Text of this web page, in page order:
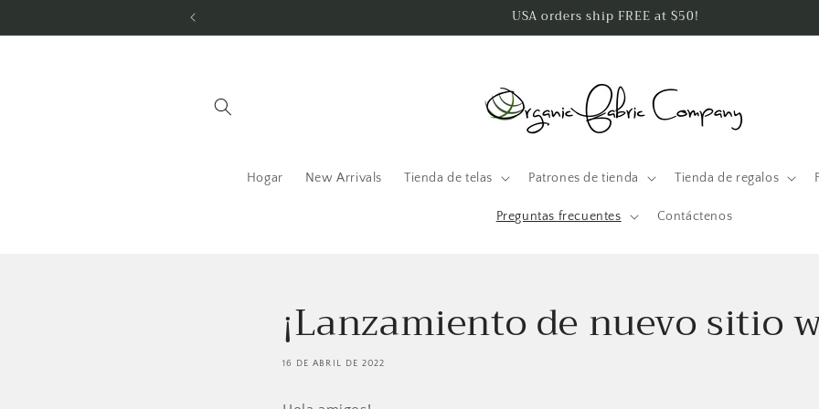
al contenido
USA orders ship FREE at $50!
Hogar New Arrivals Tienda de telas Patrones de tienda Tienda de regalos
Preguntas frecuentes Contáctenos
¡Lanzamiento de nuevo sitio
16 DE ABRIL DE 2022